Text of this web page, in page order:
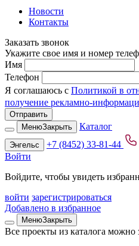
Новости
Контакты
Заказать звонок
Укажите свое имя и номер
Имя
Телефон
Я соглашаюсь с Политикой в
получение рекламно-
Отправить
МенюЗакрыть Каталог
Энгельс
+7 (8452) 33-81-44
Войти
Войдите, чтобы увидеть
войти зарегистрироваться
Добавлено в избранное
МенюЗакрыть
Все проекты из каталога можно